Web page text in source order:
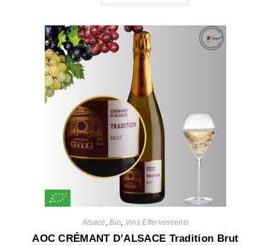
Alsace ,Bio Vins Effervescents
AOC CRÉMANT D’ALSACE Tradition Brut